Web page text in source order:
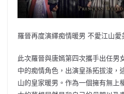
羅晉再度演繹痴情暖男 不愛江山愛
此次羅晉與唐嫣第四次攜手出任男
中的痴情角色，出演皇孫拓拔浚，
山的皇家暖男。作為一個擁有無上